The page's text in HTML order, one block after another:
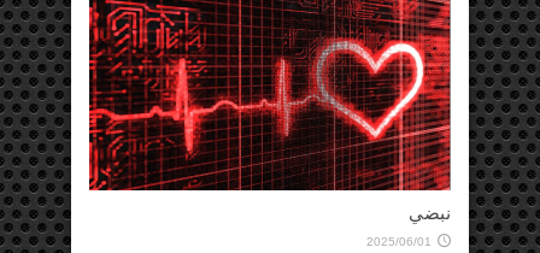
نبضي
2025/06/01